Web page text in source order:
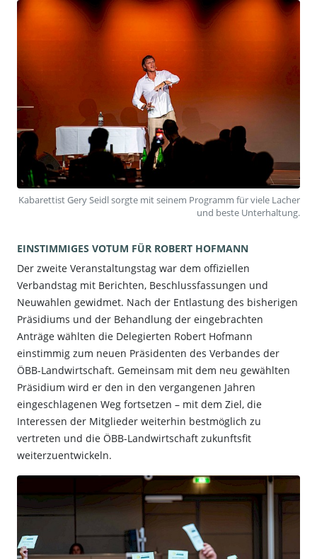
Kabarettist Gery Seidl sorgte mit seinem Programm für viele Lacher
und beste Unterhaltung.
EINSTIMMIGES VOTUM FÜR ROBERT HOFMANN
Der zweite Veranstaltungstag war dem offiziellen
Verbandstag mit Berichten, Beschlussfassungen und
Neuwahlen gewidmet. Nach der Entlastung des bisherigen
Präsidiums und der Behandlung der eingebrachten
Anträge wählten die Delegierten Robert Hofmann
einstimmig zum neuen Präsidenten des Verbandes der
ÖBB-Landwirtschaft. Gemeinsam mit dem neu gewählten
Präsidium wird er den in den vergangenen Jahren
eingeschlagenen Weg fortsetzen – mit dem Ziel, die
Interessen der Mitglieder weiterhin bestmöglich zu
vertreten und die ÖBB-Landwirtschaft zukunftsfit
weiterzuentwickeln.